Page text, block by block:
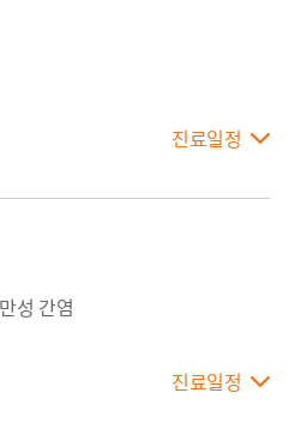
진료일정
성 간염
진료일정